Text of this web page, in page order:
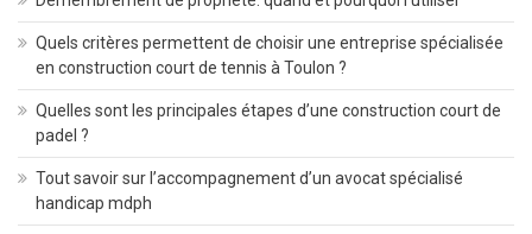
Quels critères permettent de choisir une entreprise spécialisée
en construction court de tennis à Toulon ?
Quelles sont les principales étapes d’une construction court de
padel ?
Tout savoir sur l’accompagnement d’un avocat spécialisé
handicap mdph